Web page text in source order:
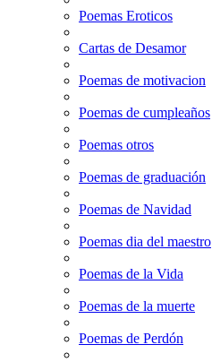
Poemas Eroticos
Cartas de Desamor
Poemas de motivacion
Poemas de cumpleaños
Poemas otros
Poemas de graduación
Poemas de Navidad
Poemas dia del maestro
Poemas de la Vida
Poemas de la muerte
Poemas de Perdón